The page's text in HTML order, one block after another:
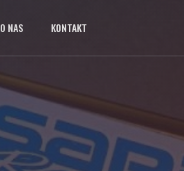
O NAS KONTAKT